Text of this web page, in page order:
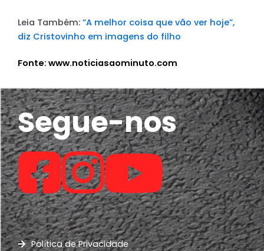
Leia Também: “A melhor coisa que vão ver hoje”,
diz Cristovinho em imagens do filho
Fonte: www.noticiasaominuto.com
Segue-nos
Política de Privacidade